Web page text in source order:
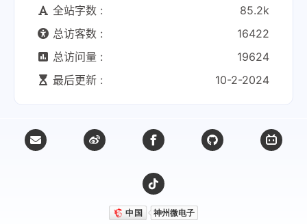
全站字数 :
85.2k
总访客数 :
16422
总访问量 :
19624
最后更新 :
10-2-2024